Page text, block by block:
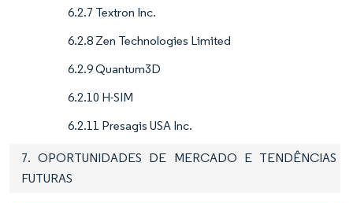
6.2.7 Textron Inc.
6.2.8 Zen Technologies Limited
6.2.9 Quantum3D
6.2.10 H-SIM
6.2.11 Presagis USA Inc.
7. OPORTUNIDADES DE MERCADO E TENDÊNCIAS
FUTURAS